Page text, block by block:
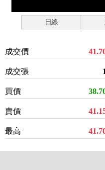
日線
成交價
成交張 1
買價
賣價
最高